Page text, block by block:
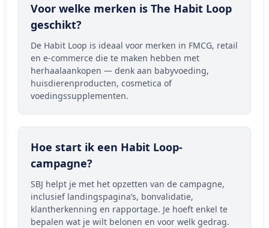
Voor welke merken is The Habit Loop
geschikt?
De Habit Loop is ideaal voor merken in FMCG, retail
en e-commerce die te maken hebben met
herhaalaankopen — denk aan babyvoeding,
huisdierenproducten, cosmetica of
voedingssupplementen.
Hoe start ik een Habit Loop-
campagne?
SBJ helpt je met het opzetten van de campagne,
inclusief landingspagina’s, bonvalidatie,
klantherkenning en rapportage. Je hoeft enkel te
bepalen wat je wilt belonen en voor welk gedrag.